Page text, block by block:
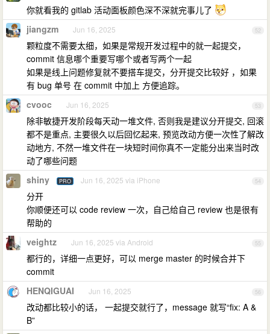
你就看我的 gitlab 活动面板颜色深不深就完事儿了
52
jiangzm Jun 16, 2025
颗粒度不需要太细，如果是常规开发过程中的就一起提交，
commit 信息哪个重要写哪个或者写两个一起
如果是线上问题修复就不要搭车提交，分开提交比较好 ，如果
有 bug 单号 在 commit 中加上 方便追踪。
53
cvooc Jun 16, 2025
除非敏捷开发阶段每天动一堆文件, 否则我是建议分开提交, 回滚
都不是重点, 主要很久以后回忆起来, 预览改动方便一次性了解改
动地方, 不然一堆文件在一块短时间你真不一定能分出来当时改
动了哪些问题
54
shiny PRO Jun 16, 2025 via iPhone
分开
你顺便还可以 code review 一次，自己给自己 review 也是很有
帮助的
55
veightz Jun 16, 2025 via Android
都行的，详细一点更好，可以 merge master 的时候合并下
commit
56
HENQIGUAI Jun 16, 2025
改动都比较小的话， 一起提交就行了，message 就写“fix: A &
B”